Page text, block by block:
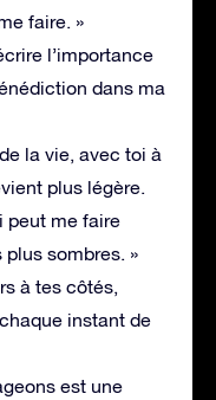
faire. »
l’importance
dans ma
la vie, avec toi à
plus légère.
peut me faire
sombres. »
à tes côtés,
instant de
est une